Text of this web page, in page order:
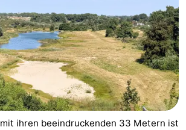
mit ihren beeindruckenden 33 Metern ist